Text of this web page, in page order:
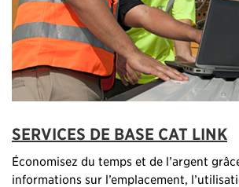
SERVICES DE BASE CAT LINK
Économisez du temps et de l’argent
informations sur l’emplacement,